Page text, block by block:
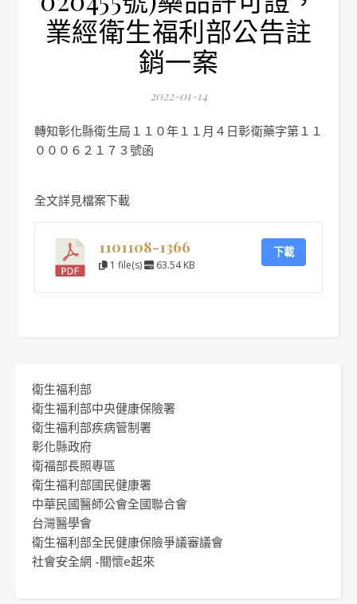
業經衛生福利部公告註
銷一案
2022-01-14
轉知彰化縣衛生局１１０年１１月４日彰衛藥字第１１
０００６２１７３號函
全文詳見檔案下載
1101108-1366
1 file(s) 63.54 KB
下載
衛生福利部
衛生福利部中央健康保險署
衛生福利部疾病管制署
彰化縣政府
衛福部長照專區
衛生福利部國民健康署
中華民國醫師公會全國聯合會
台灣醫學會
衛生福利部全民健康保險爭議審議會
社會安全網 -關懷e起來